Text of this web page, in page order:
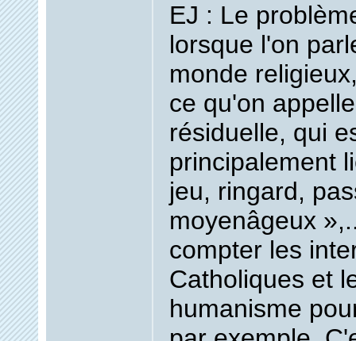
EJ : Le
lorsque l'on
monde
ce qu'on
résiduelle, qui
principalement
jeu, ringard,
moyenâgeux
compter les
Catholiques et
humanisme